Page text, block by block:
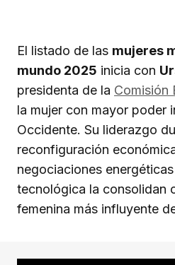
El listado de las mujeres
mundo 2025 inicia con
presidenta de la Comisión
la mujer con mayor poder
Occidente. Su liderazgo
reconfiguración
negociaciones
tecnológica la consolidan
femenina más influyente